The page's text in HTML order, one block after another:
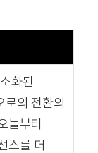
화된
로의 전환의
늘부터
스를 더